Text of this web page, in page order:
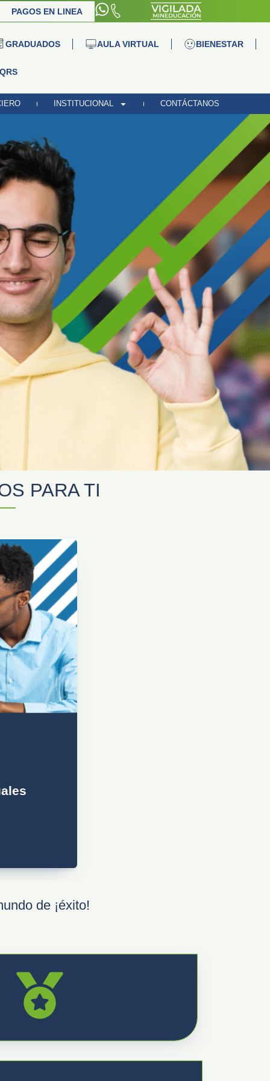
PAGOS EN LINEA
GRADUADOS AULA VIRTUAL BIENESTAR
INSTITUCIONAL CONTÁCTANOS
PARA TI
de ¡éxito!